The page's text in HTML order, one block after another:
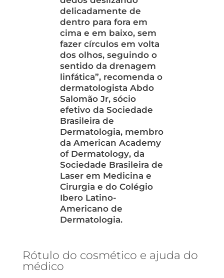
delicadamente de
dentro para fora em
cima e em baixo, sem
fazer círculos em volta
dos olhos, seguindo o
sentido da drenagem
linfática”, recomenda o
dermatologista Abdo
Salomão Jr, sócio
efetivo da Sociedade
Brasileira de
Dermatologia, membro
da American Academy
of Dermatology, da
Sociedade Brasileira de
Laser em Medicina e
Cirurgia e do Colégio
Ibero Latino-
Americano de
Dermatologia.
Rótulo do cosmético e ajuda do
médico